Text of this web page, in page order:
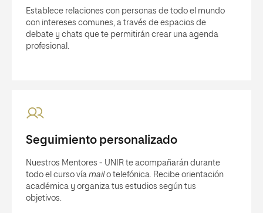
Establece relaciones con personas de todo el mundo
con intereses comunes, a través de espacios de
debate y chats que te permitirán crear una agenda
profesional.
Seguimiento personalizado
Nuestros Mentores - UNIR te acompañarán durante
todo el curso vía mail o telefónica. Recibe orientación
académica y organiza tus estudios según tus
objetivos.